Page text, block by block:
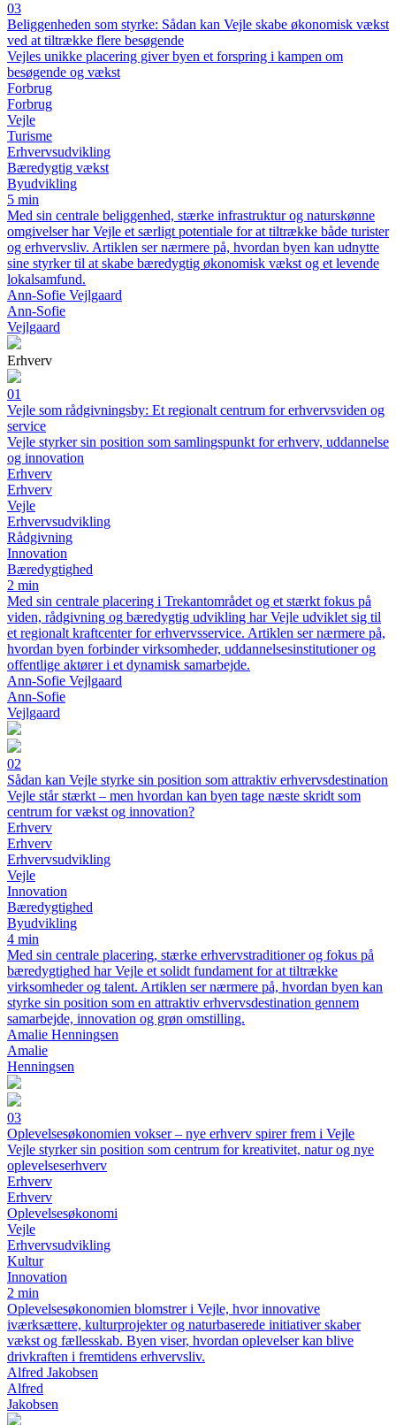
03
Beliggenheden som styrke: Sådan kan Vejle skabe økonomisk vækst
ved at tiltrække flere besøgende
Vejles unikke placering giver byen et forspring i kampen om
besøgende og vækst
Forbrug
Forbrug
Vejle
Turisme
Erhvervsudvikling
Bæredygtig vækst
Byudvikling
5 min
Med sin centrale beliggenhed, stærke infrastruktur og naturskønne
omgivelser har Vejle et særligt potentiale for at tiltrække både turister
og erhvervsliv. Artiklen ser nærmere på, hvordan byen kan udnytte
sine styrker til at skabe bæredygtig økonomisk vækst og et levende
lokalsamfund.
Ann-Sofie Vejlgaard
Ann-Sofie
Vejlgaard
Erhverv
01
Vejle som rådgivningsby: Et regionalt centrum for erhvervsviden og
service
Vejle styrker sin position som samlingspunkt for erhverv, uddannelse
og innovation
Erhverv
Erhverv
Vejle
Erhvervsudvikling
Rådgivning
Innovation
Bæredygtighed
2 min
Med sin centrale placering i Trekantområdet og et stærkt fokus på
viden, rådgivning og bæredygtig udvikling har Vejle udviklet sig til
et regionalt kraftcenter for erhvervsservice. Artiklen ser nærmere på,
hvordan byen forbinder virksomheder, uddannelsesinstitutioner og
offentlige aktører i et dynamisk samarbejde.
Ann-Sofie Vejlgaard
Ann-Sofie
Vejlgaard
02
Sådan kan Vejle styrke sin position som attraktiv erhvervsdestination
Vejle står stærkt – men hvordan kan byen tage næste skridt som
centrum for vækst og innovation?
Erhverv
Erhverv
Erhvervsudvikling
Vejle
Innovation
Bæredygtighed
Byudvikling
4 min
Med sin centrale placering, stærke erhvervstraditioner og fokus på
bæredygtighed har Vejle et solidt fundament for at tiltrække
virksomheder og talent. Artiklen ser nærmere på, hvordan byen kan
styrke sin position som en attraktiv erhvervsdestination gennem
samarbejde, innovation og grøn omstilling.
Amalie Henningsen
Amalie
Henningsen
03
Oplevelsesøkonomien vokser – nye erhverv spirer frem i Vejle
Vejle styrker sin position som centrum for kreativitet, natur og nye
oplevelseserhverv
Erhverv
Erhverv
Oplevelsesøkonomi
Vejle
Erhvervsudvikling
Kultur
Innovation
2 min
Oplevelsesøkonomien blomstrer i Vejle, hvor innovative
iværksættere, kulturprojekter og naturbaserede initiativer skaber
vækst og fællesskab. Byen viser, hvordan oplevelser kan blive
drivkraften i fremtidens erhvervsliv.
Alfred Jakobsen
Alfred
Jakobsen